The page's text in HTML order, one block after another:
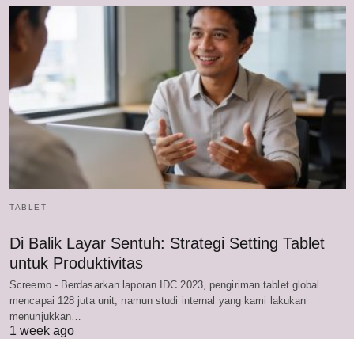
TABLET
Di Balik Layar Sentuh: Strategi Setting Tablet
untuk Produktivitas
Screemo - Berdasarkan laporan IDC 2023, pengiriman tablet global
mencapai 128 juta unit, namun studi internal yang kami lakukan
menunjukkan…
1 week ago